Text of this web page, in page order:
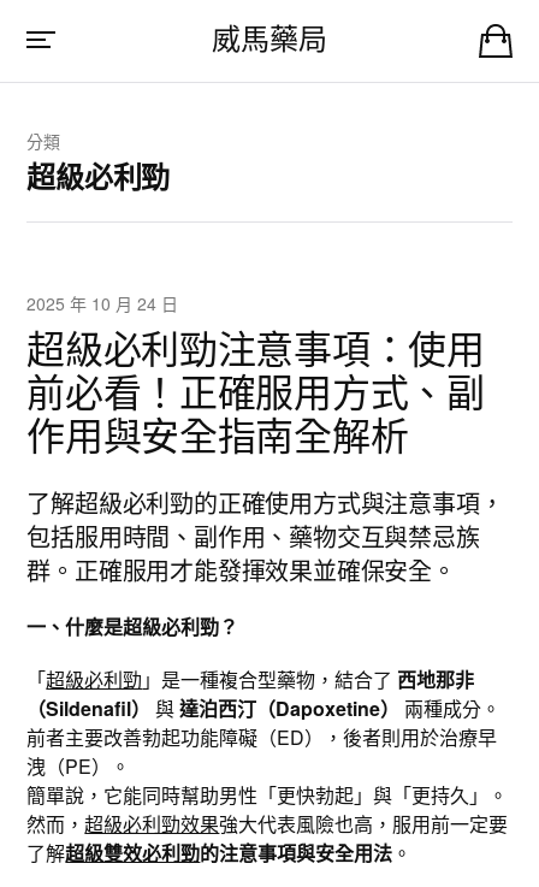
威馬藥局
分類
超級必利勁
2025 年 10 月 24 日
超級必利勁注意事項：使用
前必看！正確服用方式、副
作用與安全指南全解析
了解超級必利勁的正確使用方式與注意事項，
包括服用時間、副作用、藥物交互與禁忌族
群。正確服用才能發揮效果並確保安全。
一、什麼是超級必利勁？
「超級必利勁 」是一種複合型藥物，結合了 西地那非
（Sildenafil）
與達泊西汀（Dapoxetine）
兩種成分。
前者主要改善勃起功能障礙（ED），後者則用於治療早
洩（PE）。
簡單說，它能同時幫助男性「更快勃起」與「更持久」。
然而，超級必利勁效果強大代表風險也高，服用前一定要
了解超級雙效必利勁的注意事項與安全用法 。